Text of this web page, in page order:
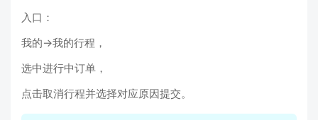
入口：
我的→我的行程，
选中进行中订单，
点击取消行程并选择对应原因提交。